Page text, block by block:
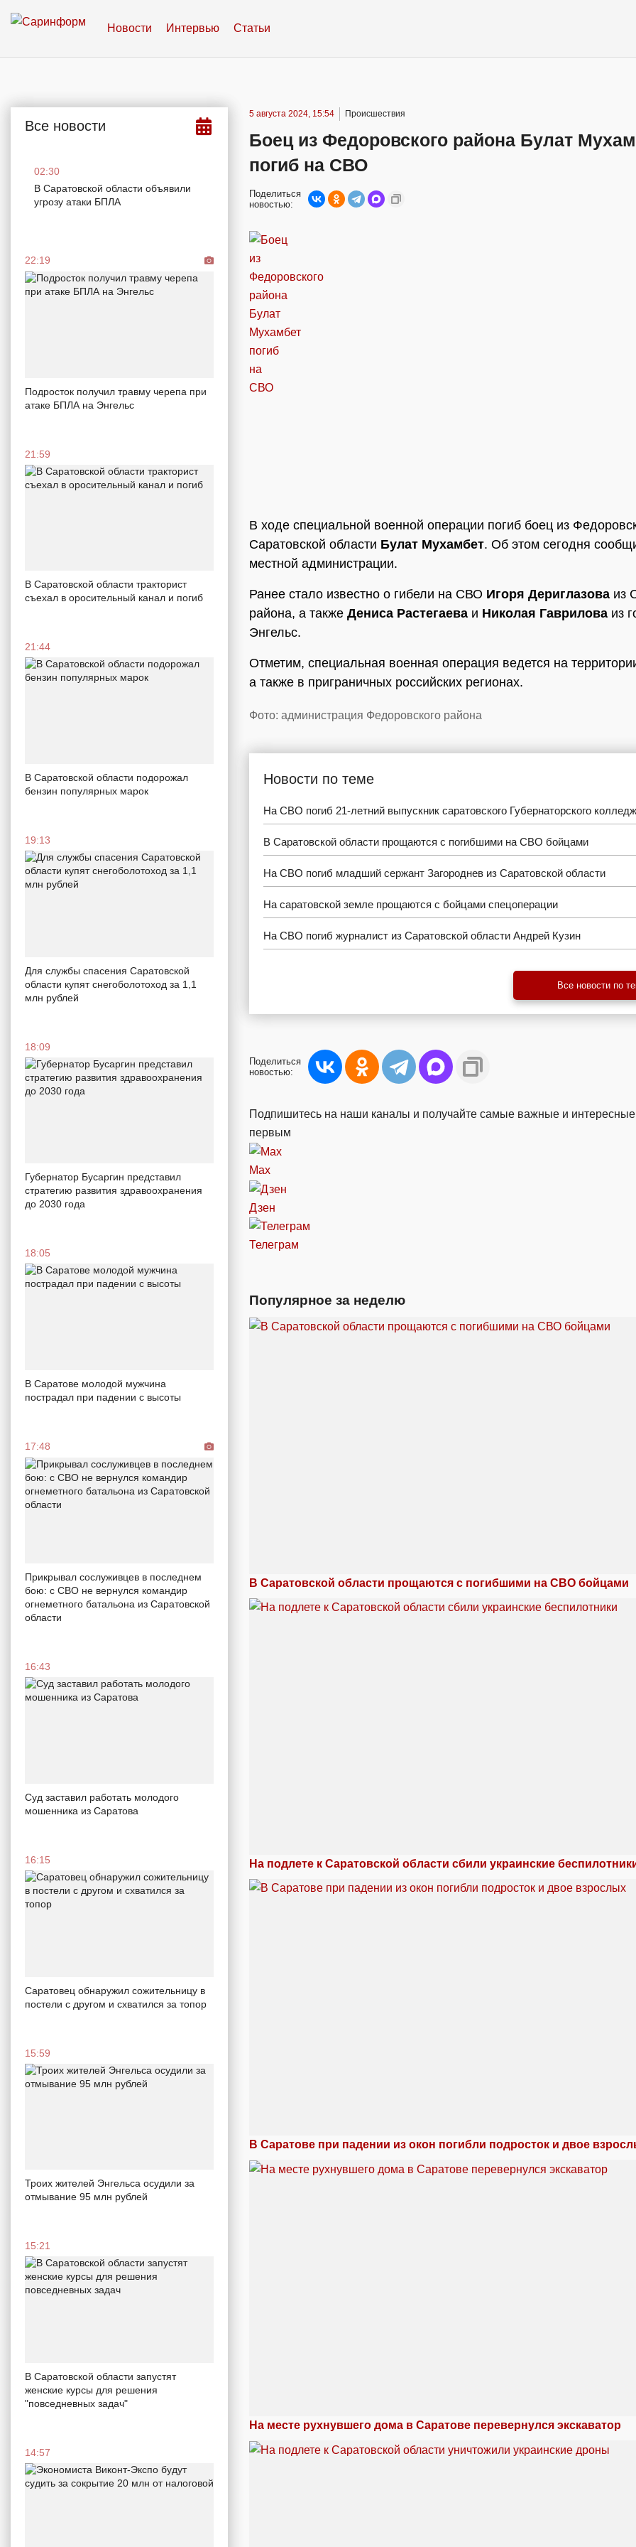
Новости Интервью Статьи
Все новости
02:30
В Саратовской области объявили
угрозу атаки БПЛА
22:19
Подросток получил травму черепа при
атаке БПЛА на Энгельс
21:59
В Саратовской области тракторист
съехал в оросительный канал и погиб
21:44
В Саратовской области подорожал
бензин популярных марок
19:13
Для службы спасения Саратовской
области купят снегоболотоход за 1,1
млн рублей
18:09
Губернатор Бусаргин представил
стратегию развития здравоохранения
до 2030 года
18:05
В Саратове молодой мужчина
пострадал при падении с высоты
17:48
Прикрывал сослуживцев в последнем
бою: с СВО не вернулся командир
огнеметного батальона из Саратовской
области
16:43
Суд заставил работать молодого
мошенника из Саратова
16:15
Саратовец обнаружил сожительницу в
постели с другом и схватился за топор
15:59
Троих жителей Энгельса осудили за
отмывание 95 млн рублей
15:21
В Саратовской области запустят
женские курсы для решения
"повседневных задач"
14:57
5 августа 2024, 15:54 Происшествия
Боец из Федоровского района Булат
погиб на СВО
Поделиться
новостью:
В ходе специальной военной операции погиб боец из
Саратовской области Булат Мухамбет. Об этом сегодня
местной администрации.
Ранее стало известно о гибели на СВО Игоря Дериглазова из
района, а также Дениса Растегаева и Николая Гаврилова из
Энгельс.
Отметим, специальная военная операция ведется на
а также в приграничных российских регионах.
Фото: администрация Федоровского района
Новости по теме
На СВО погиб 21-летний выпускник саратовского Губернаторского
В Саратовской области прощаются с погибшими на СВО бойцами
На СВО погиб младший сержант Загороднев из Саратовской области
На саратовской земле прощаются с бойцами спецоперации
На СВО погиб журналист из Саратовской области Андрей Кузин
Все новости по
Поделиться
новостью:
Подпишитесь на наши каналы и получайте самые важные и интересные
первым
Max
Дзен
Телеграм
Популярное за неделю
В Саратовской области прощаются с погибшими на СВО бойцами
На подлете к Саратовской области сбили украинские
В Саратове при падении из окон погибли подросток и двое
На месте рухнувшего дома в Саратове перевернулся экскаватор